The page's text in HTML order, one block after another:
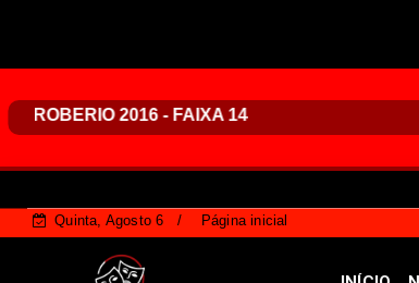
Quinta, Agosto 6 Página inicial